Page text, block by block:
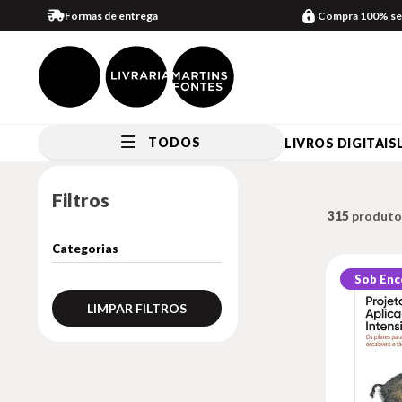
Formas de entrega Compra 100%
TODOS LIVROS DIGITAIS
Filtros
LIMPAR FILTROS
315
Sob